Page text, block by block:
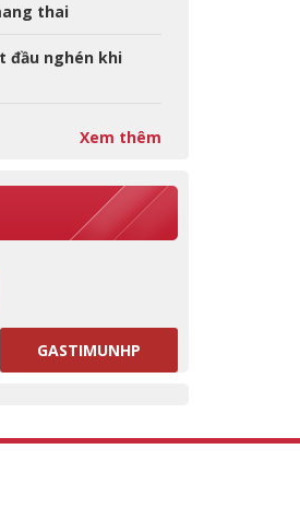
thai
đầu nghén khi
Xem thêm
GASTIMUNHP